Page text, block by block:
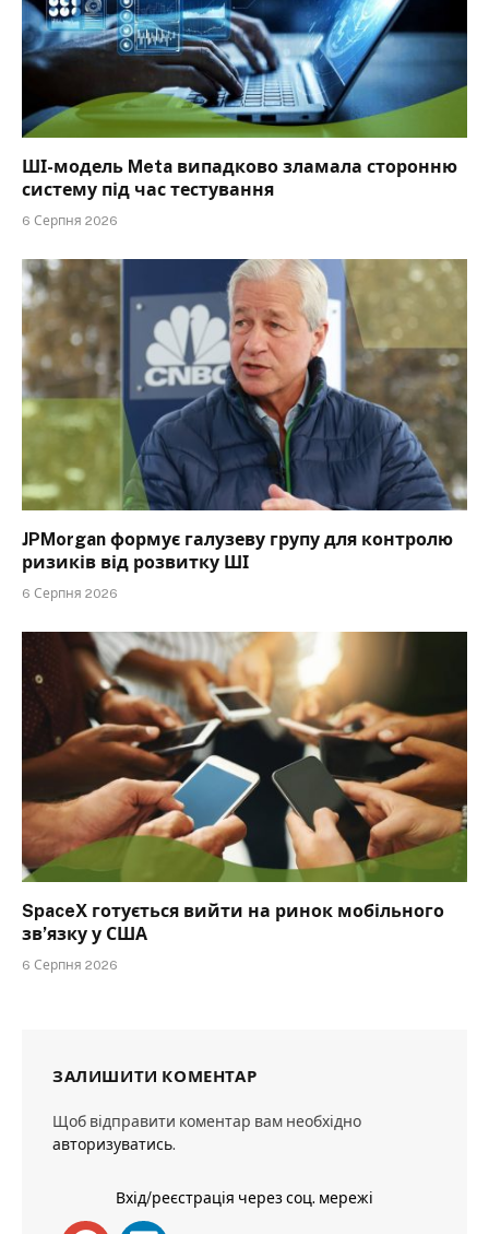
ШІ-модель Meta випадково зламала сторонню
систему під час тестування
6 Серпня 2026
JPMorgan формує галузеву групу для контролю
ризиків від розвитку ШІ
6 Серпня 2026
SpaceX готується вийти на ринок мобільного
зв’язку у США
6 Серпня 2026
ЗАЛИШИТИ КОМЕНТАР
Щоб відправити коментар вам необхідно
авторизуватись.
Вхід/реєстрація через соц. мережі